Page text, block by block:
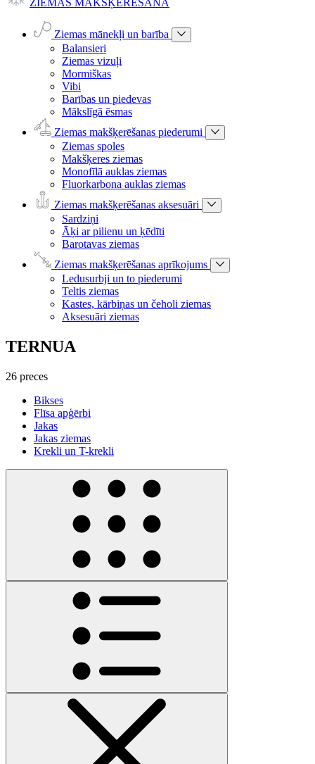
ZIEMAS MAKŠĶERĒŠANA
Ziemas mānekļi un barība
Balansieri
Ziemas vizuļi
Mormiškas
Vibi
Barības un piedevas
Mākslīgā ēsmas
Ziemas makšķerēšanas piederumi
Ziemas spoles
Makšķeres ziemas
Monofīlā auklas ziemas
Fluorkarbona auklas ziemas
Ziemas makšķerēšanas aksesuāri
Sardziņi
Āķi ar pilienu un ķēdīti
Barotavas ziemas
Ziemas makšķerēšanas aprīkojums
Ledusurbji un to piederumi
Teltis ziemas
Kastes, kārbiņas un čeholi ziemas
Aksesuāri ziemas
TERNUA
26 preces
Bikses
Flīsa apģērbi
Jakas
Jakas ziemas
Krekli un T-krekli